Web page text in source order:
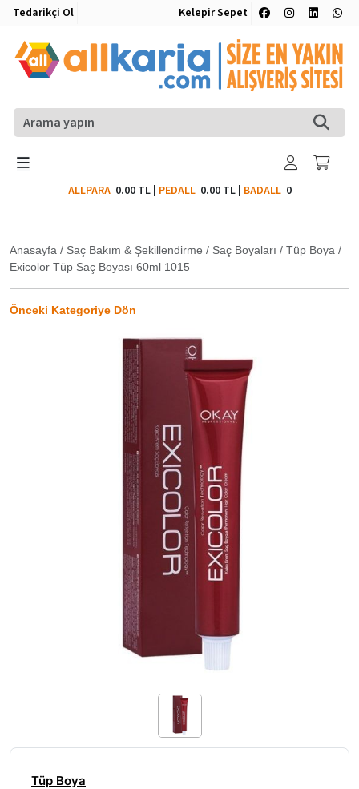
Tedarikçi Ol Kelepir Sepet
ALLPARA 0.00 TL| PEDALL 0.00 TL| BADALL0
Anasayfa / Saç Bakım & Şekillendirme / Saç Boyaları / Tüp Boya /
Exicolor Tüp Saç Boyası 60ml 1015
Önceki Kategoriye Dön
Tüp Boya